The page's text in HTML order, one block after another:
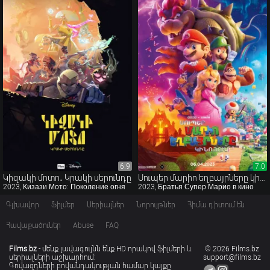
6.9
6.9
Կիզակի մոտո․ Կրակի սերունդը
2023, Кизази Мото: Поколение огня
7.0
7.0
2023, Братья Супер Марио в кино
Գլխավոր Ֆիլմեր Սերիալներ Նորույթներ Հիմա դիտում են
Հավաքածուներ Abuse FAQ
© 2026 Films.bz
support@films.bz
Films.bz - մենք լավագույնն ենք HD որակով ֆիլմերի և
սերիալների աշխարհում:
Գովազդների բովանդակության համար կայքը